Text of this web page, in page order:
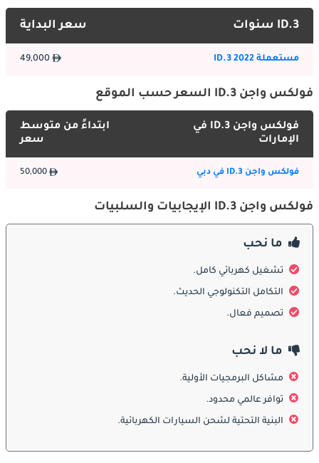
ID.3 سنوات سعر البداية
مستعملة ID.3 2022
فولكس واجن ID.3 السعر حسب الموقع
فولكس واجن ID.3 في
الإمارات
ابتداءً من متوسط
سعر
فولكس واجن ID.3 في دبي
فولكس واجن ID.3 الإيجابيات والسلبيات
ما نحب
تشغيل كهربائي كامل.
التكامل التكنولوجي الحديث.
تصميم فعال.
ما لا نحب
مشاكل البرمجيات الأولية.
توافر عالمي محدود.
البنية التحتية لشحن السيارات الكهربائية.